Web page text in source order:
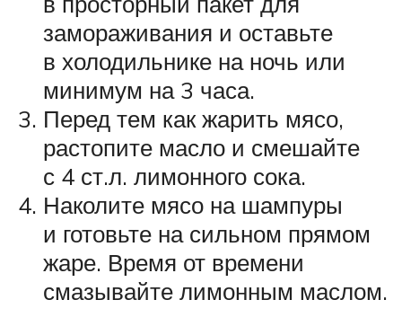
замораживания и оставьте
в холодильнике на ночь или
минимум на 3 часа.
Перед тем как жарить мясо,
растопите масло и смешайте
с 4 ст.л. лимонного сока.
Наколите мясо на шампуры
и готовьте на сильном прямом
жаре. Время от времени
смазывайте лимонным маслом.